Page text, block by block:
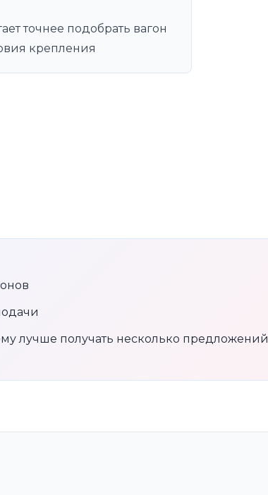
точнее подобрать вагон
крепления
лучше получать несколько предложений